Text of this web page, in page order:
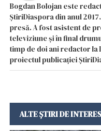
Bogdan Bolojan este
ȘtiriDiaspora din anul
presă. A fost asistent de
televiziune și în final
timp de doi ani redactor la
proiectul publicației
ALTE ȘTIRI DE INTERES